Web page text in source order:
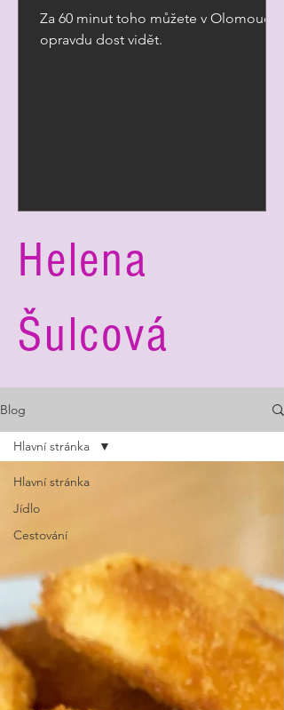
Za 60 minut toho můžete v Olomouci
opravdu dost vidět.
Helena
Šulcová
Blog
Hlavní stránka
Jídlo
Cestování
Hlavní stránka